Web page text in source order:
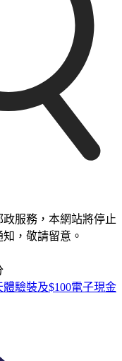
服務，本網站將停止
，敬請留意。
驗裝及$100電子現金